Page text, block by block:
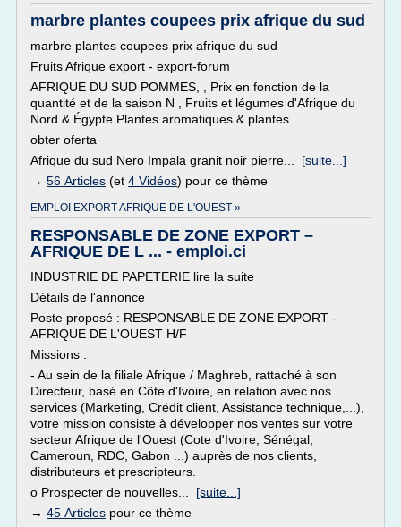
marbre plantes coupees prix afrique du sud
marbre plantes coupees prix afrique du sud
Fruits Afrique export - export-forum
AFRIQUE DU SUD POMMES, , Prix en fonction de la
quantité et de la saison N , Fruits et légumes d'Afrique du
Nord & Égypte Plantes aromatiques & plantes .
obter oferta
Afrique du sud Nero Impala granit noir pierre... [suite...]
→ 56 Articles (et 4 Vidéos) pour ce thème
EMPLOI EXPORT AFRIQUE DE L'OUEST »
RESPONSABLE DE ZONE EXPORT –
AFRIQUE DE L ... - emploi.ci
INDUSTRIE DE PAPETERIE lire la suite
Détails de l'annonce
Poste proposé : RESPONSABLE DE ZONE EXPORT -
AFRIQUE DE L'OUEST H/F
Missions :
- Au sein de la filiale Afrique / Maghreb, rattaché à son
Directeur, basé en Côte d'Ivoire, en relation avec nos
services (Marketing, Crédit client, Assistance technique,...),
votre mission consiste à développer nos ventes sur votre
secteur Afrique de l'Ouest (Cote d'Ivoire, Sénégal,
Cameroun, RDC, Gabon ...) auprès de nos clients,
distributeurs et prescripteurs.
o Prospecter de nouvelles... [suite...]
→ 45 Articles pour ce thème